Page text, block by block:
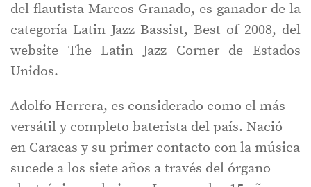
del flautista Marcos Granado, es ganador de la
categoría Latin Jazz Bassist, Best of 2008, del
website The Latin Jazz Corner de Estados
Unidos.
Adolfo Herrera, es considerado como el más
versátil y completo baterista del país. Nació
en Caracas y su primer contacto con la música
sucede a los siete años a través del órgano